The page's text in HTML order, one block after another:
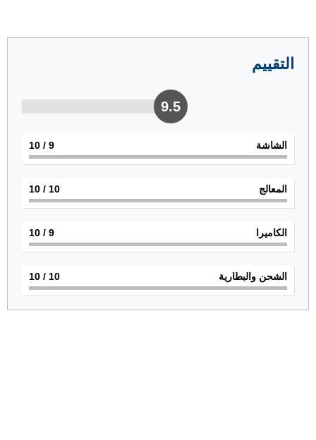
التقييم
9.5
الشاشة 9
/ 10
المعالج 10
/ 10
الكاميرا 9
/ 10
الشحن والبطارية 10
/ 10